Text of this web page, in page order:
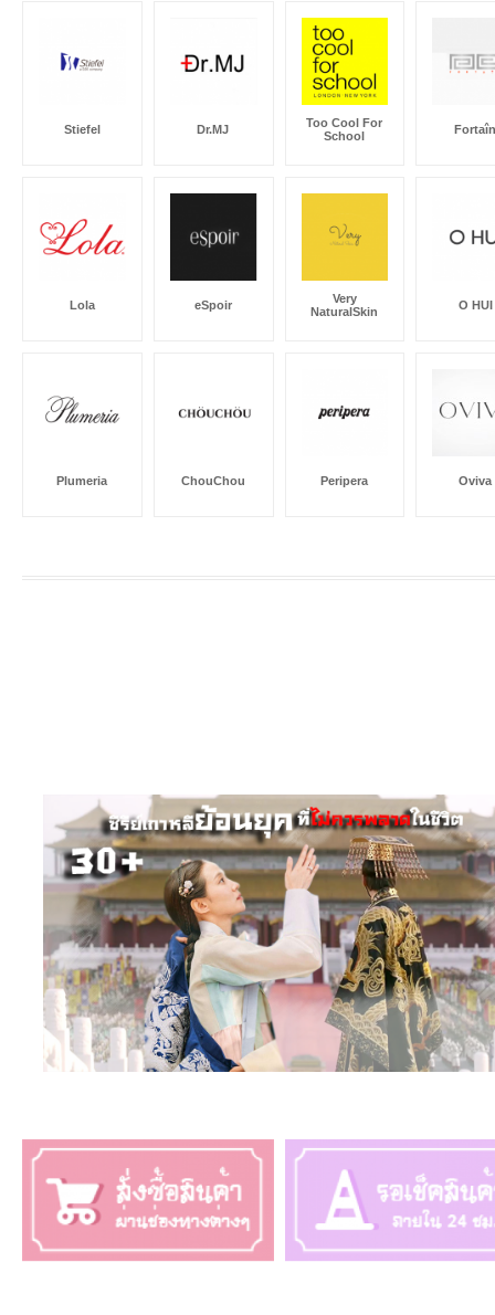
Stiefel Dr.MJ
Too Cool For
School
Lola eSpoir
Very
NaturalSkin
O HUI
Plumeria ChouChou Peripera Oviva